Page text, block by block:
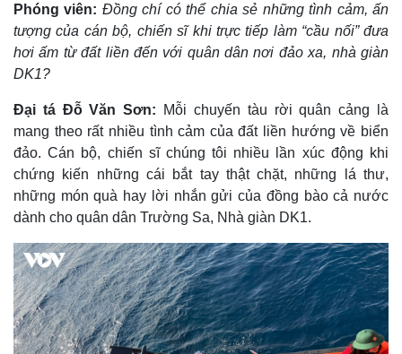
Phóng viên: Đồng chí có thể chia sẻ những tình cảm, ấn
tượng của cán bộ, chiến sĩ khi trực tiếp làm “cầu nối” đưa
hơi ấm từ đất liền đến với quân dân nơi đảo xa, nhà giàn
DK1?
Đại tá Đỗ Văn Sơn: Mỗi chuyến tàu rời quân cảng là
mang theo rất nhiều tình cảm của đất liền hướng về biển
đảo. Cán bộ, chiến sĩ chúng tôi nhiều lần xúc động khi
chứng kiến những cái bắt tay thật chặt, những lá thư,
những món quà hay lời nhắn gửi của đồng bào cả nước
dành cho quân dân Trường Sa, Nhà giàn DK1.